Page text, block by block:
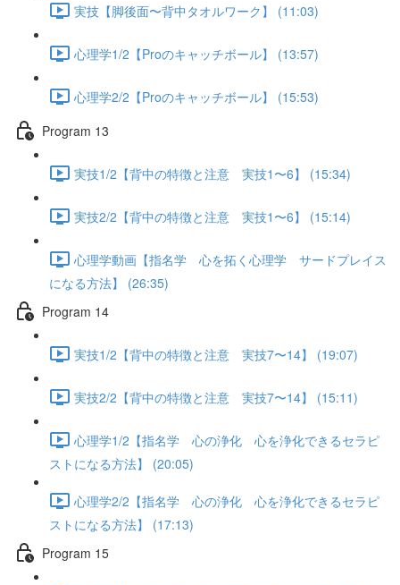
実技【脚後面〜背中タオルワーク】 (11:03)
心理学1/2【Proのキャッチボール】 (13:57)
心理学2/2【Proのキャッチボール】 (15:53)
Program 13
実技1/2【背中の特徴と注意 実技1〜6】 (15:34)
実技2/2【背中の特徴と注意 実技1〜6】 (15:14)
心理学動画【指名学 心を拓く心理学 サードプレイス
になる方法】 (26:35)
Program 14
実技1/2【背中の特徴と注意 実技7〜14】 (19:07)
実技2/2【背中の特徴と注意 実技7〜14】 (15:11)
心理学1/2【指名学 心の浄化 心を浄化できるセラピ
ストになる方法】 (20:05)
心理学2/2【指名学 心の浄化 心を浄化できるセラピ
ストになる方法】 (17:13)
Program 15